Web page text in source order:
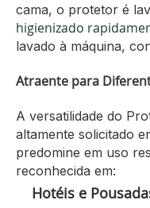
cama, o protetor é
higienizado
lavado à máquina,
Atraente para
A versatilidade do
altamente solicitado
predomine em uso
reconhecida em:
Hotéis e